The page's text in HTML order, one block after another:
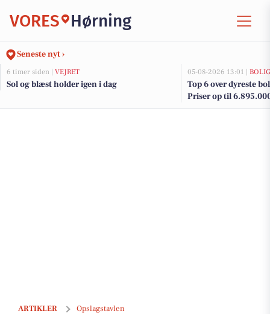
VORES Hørning
Seneste nyt ›
6 timer siden | VEJRET
Sol og blæst holder igen i dag
05-08-2026 13:01 |
Top 6 over dyreste
Priser op til
ARTIKLER Opslagstavlen
Seneste nyheder fra Hørning Håndbold og 2 andre